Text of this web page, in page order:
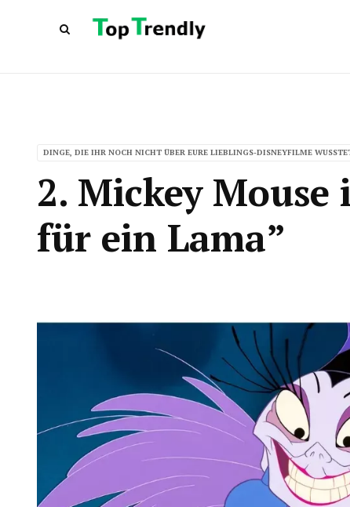
DINGE, DIE IHR NOCH NICHT ÜBER EURE LIEBLINGS-DISNEYFILME
2. Mickey
für ein Lama”